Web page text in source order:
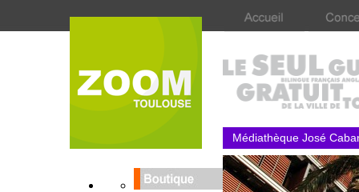
Médiathèque José